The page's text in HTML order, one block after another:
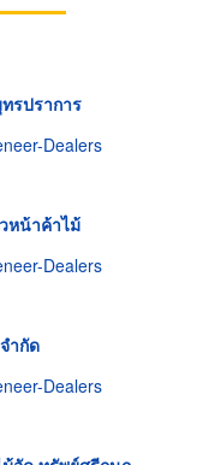
รปราการ
Dealers
หน้าค้าไม้
Dealers
ำกัด
Dealers